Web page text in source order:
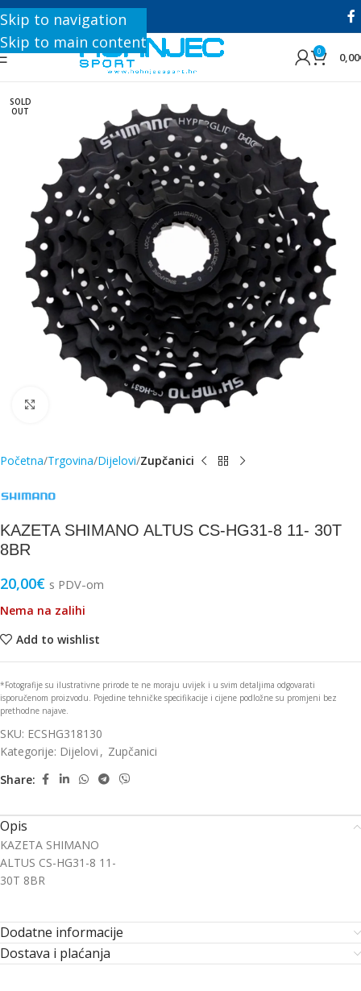
Skip to navigation
Skip to main content
+385 1 8896 200
0 0,00
SOLD
OUT
Početna Trgovina Dijelovi Zupčanici
KAZETA SHIMANO ALTUS CS-HG31-8 11- 30T
8BR
20,00€ s PDV-om
Nema na zalihi
Add to wishlist
*Fotografije su ilustrativne prirode te ne moraju uvijek i u svim detaljima odgovarati
isporučenom proizvodu. Pojedine tehničke specifikacije i cijene podložne su promjeni bez
prethodne najave.
SKU: ECSHG318130
Kategorije: Dijelovi , Zupčanici
Share:
Opis
KAZETA SHIMANO
ALTUS CS-HG31-8 11-
30T 8BR
Dodatne informacije
Dostava i plaćanja